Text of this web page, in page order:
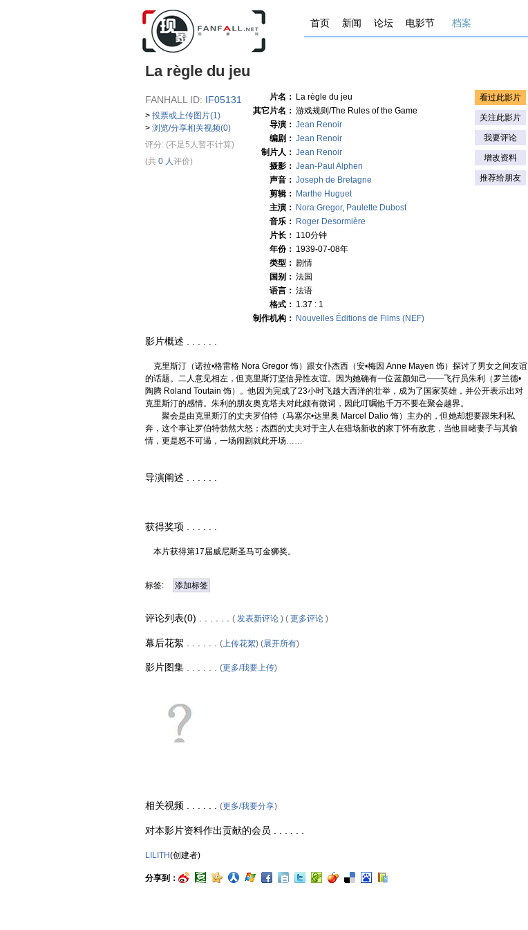
首页 新闻 论坛 电影节 档案
La règle du jeu
FANHALL ID: IF05131
> 投票或上传图片(1)
> 浏览/分享相关视频(0)
评分: (不足5人暂不计算)
(共 0 人评价)
片名： La règle du jeu
其它片名： 游戏规则/The Rules of the Game
导演： Jean Renoir
编剧： Jean Renoir
制片人： Jean Renoir
摄影： Jean-Paul Alphen
声音： Joseph de Bretagne
剪辑： Marthe Huguet
主演： Nora Gregor, Paulette Dubost
音乐： Roger Desormière
片长： 110分钟
年份： 1939-07-08年
类型： 剧情
国别： 法国
语言： 法语
格式： 1.37 : 1
制作机构： Nouvelles Éditions de Films (NEF)
看过此影片
关注此影片
我要评论
增改资料
推荐给朋友
影片概述 . . . . . .
克里斯汀（诺拉•格雷格 Nora Gregor 饰）跟女仆杰西（安•梅因 Anne Mayen 饰）探讨了男女之间友谊
的话题。二人意见相左，但克里斯汀坚信异性友谊。因为她确有一位蓝颜知己——飞行员朱利（罗兰德•
陶腾 Roland Toutain 饰）。他因为完成了23小时飞越大西洋的壮举，成为了国家英雄，并公开表示出对
克里斯汀的感情。朱利的朋友奥克塔夫对此颇有微词，因此叮嘱他千万不要在聚会越界。
聚会是由克里斯汀的丈夫罗伯特（马塞尔•达里奥 Marcel Dalio 饰）主办的，但她却想要跟朱利私
奔，这个事让罗伯特勃然大怒；杰西的丈夫对于主人在猎场新收的家丁怀有敌意，当他目睹妻子与其偷
情，更是怒不可遏，一场闹剧就此开场……
导演阐述 . . . . . .
获得奖项 . . . . . .
本片获得第17届威尼斯圣马可金狮奖。
标签: 添加标签
评论列表(0) . . . . . . ( 发表新评论 ) ( 更多评论 )
幕后花絮 . . . . . . (上传花絮) (展开所有)
影片图集 . . . . . . (更多/我要上传)
相关视频 . . . . . . (更多/我要分享)
对本影片资料作出贡献的会员 . . . . . .
LILITH(创建者)
分享到：